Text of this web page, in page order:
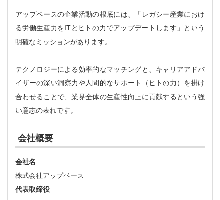
アップベースの企業活動の根底には、「レガシー産業におけ
る労働生産力をITとヒトの力でアップデートします」という
明確なミッションがあります。
テクノロジーによる効率的なマッチングと、キャリアアドバ
イザーの深い洞察力や人間的なサポート（ヒトの力）を掛け
合わせることで、業界全体の生産性向上に貢献するという強
い意志の表れです。
会社概要
会社名
株式会社アップベース
代表取締役